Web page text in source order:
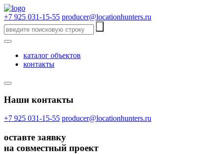
+7 925 031-15-55 producer@locationhunters.ru
каталог объектов
контакты
Наши контакты
+7 925 031-15-55 producer@locationhunters.ru
оставте заявку
на совместный проект